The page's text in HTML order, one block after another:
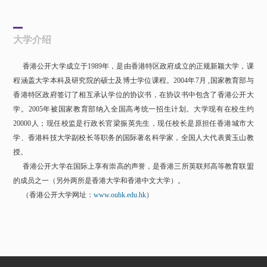
大学介绍
香港公开大学成立于1989年，是由香港特区政府成立的正规新颖大学，课
程涵盖大学本科及研究院的硕士及博士学位课程。2004年7月 ,国家教育部与
香港特区政府签订了相互承认学位的协议书，在协议书中包含了香港公开大
学。2005年被国家教育部纳入全国高考统一招生计划。大学现有在校生约
20000人；现任校监是行政长官梁振英先生，现任校长是原担任香港城市大
学、香港科技大学副校长等职务的国际著名科学家，全国人大代表黄玉山教
授。
香港公开大学在国际上享有崇高的声誉，是香港三所英联邦高等教育联盟
的成员之一（另外两所是香港大学和香港中文大学）。
（香港公开大学网址：www.ouhk.edu.hk）